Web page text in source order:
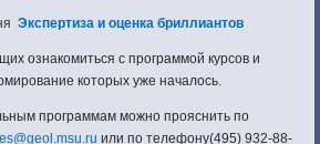
Экспертиза и оценка бриллиантов
ознакомиться с программой курсов и
которых уже началось.
программам можно прояснить по
или по телефону(495) 932-88-